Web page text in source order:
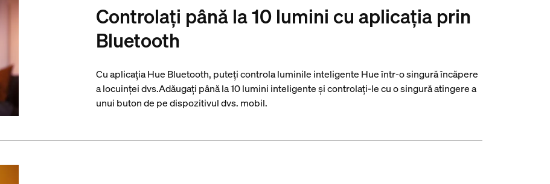
Controlați până la 10 lumini cu aplicația prin
Bluetooth
Cu aplicația Hue Bluetooth, puteți controla luminile inteligente Hue într-o singură încăpere
a locuinței dvs.Adăugați până la 10 lumini inteligente și controlați-le cu o singură atingere a
unui buton de pe dispozitivul dvs. mobil.